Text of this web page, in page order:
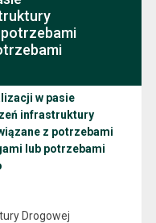
w pasie
infrastruktury
z potrzebami
lub potrzebami
Drogowej